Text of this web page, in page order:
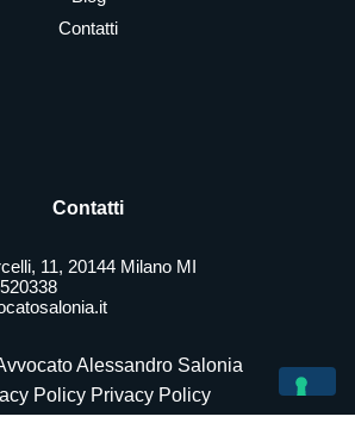
Contatti
Contatti
11, 20144 Milano MI
Alessandro Salonia
Policy Privacy Policy